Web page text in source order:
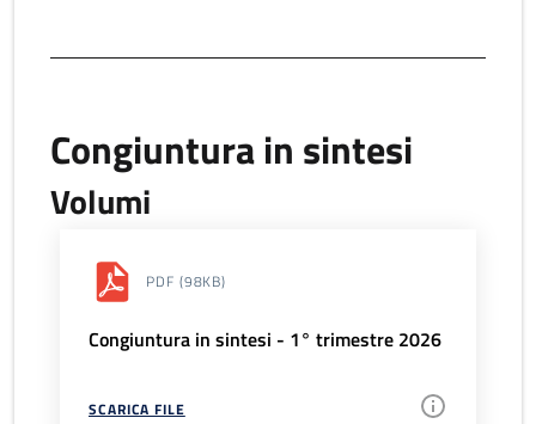
Congiuntura in sintesi
Volumi
PDF (98KB)
Congiuntura in sintesi - 1° trimestre 2026
SCARICA FILE